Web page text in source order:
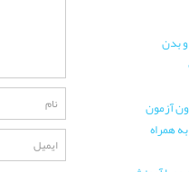
بدن
همراه